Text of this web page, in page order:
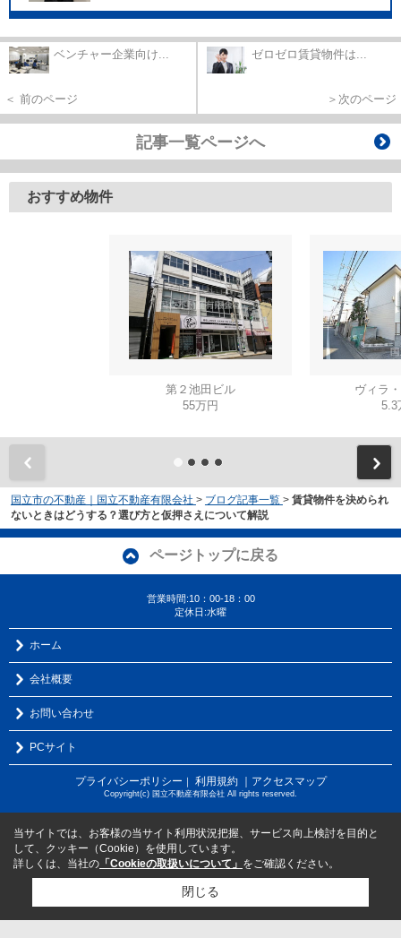
ベンチャー企業向け...
＜ 前のページ
ゼロゼロ賃貸物件は...
＞次のページ
記事一覧ページへ
おすすめ物件
第２池田ビル
55万円
ヴィラ
5.3
国立市の不動産｜国立不動産有限会社 > ブログ記事一覧 > 賃貸物件を決められ
ないときはどうする？選び方と仮押さえについて解説
ページトップに戻る
営業時間:10：00-18：00
定休日:水曜
ホーム
会社概要
お問い合わせ
PCサイト
プライバシーポリシー ｜ 利用規約 ｜アクセスマップ
Copyright(c) 国立不動産有限会社 All rights reserved.
当サイトでは、お客様の当サイト利用状況把握、サービス向上検討を目的と
して、クッキー（Cookie）を使用しています。
詳しくは、当社の 「Cookieの取扱いについて」 をご確認ください。
閉じる